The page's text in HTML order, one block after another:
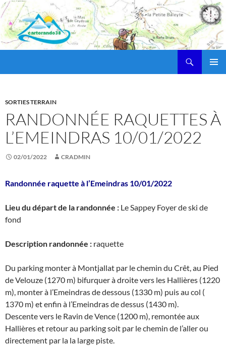
SORTIES TERRAIN
RANDONNÉE RAQUETTES À
L’EMEINDRAS 10/01/2022
02/01/2022 CRADMIN
Randonnée raquette à l’Emeindras 10/01/2022
Lieu du départ de la randonnée : Le Sappey Foyer de ski de
fond
Description randonnée : raquette
Du parking monter à Montjallat par le chemin du Crêt, au Pied
de Velouze (1270 m) bifurquer à droite vers les Hallières (1220
m), monter à l’Emeindras de dessous (1330 m) puis au col (
1370 m) et enfin à l’Emeindras de dessus (1430 m).
Descente vers le Ravin de Vence (1200 m), remontée aux
Hallières et retour au parking soit par le chemin de l’aller ou
directement par la la large piste.